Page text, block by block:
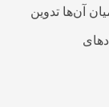
آن‌ها تدوین